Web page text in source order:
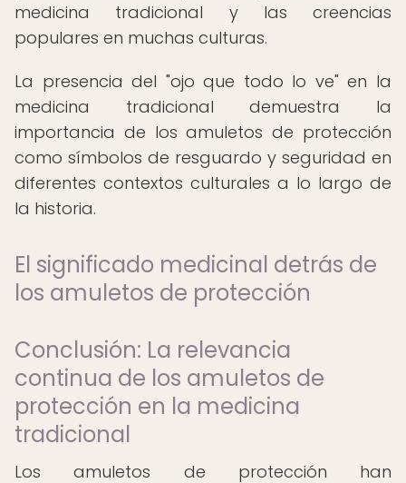
medicina tradicional y las creencias
populares en muchas culturas.
La presencia del "ojo que todo lo ve" en la
medicina tradicional demuestra la
importancia de los amuletos de protección
como símbolos de resguardo y seguridad en
diferentes contextos culturales a lo largo de
la historia.
El significado medicinal detrás de
los amuletos de protección
Conclusión: La relevancia
continua de los amuletos de
protección en la medicina
tradicional
Los amuletos de protección han